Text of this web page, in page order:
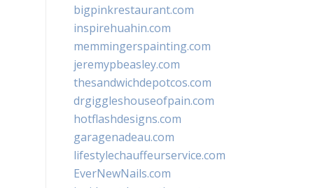
bigpinkrestaurant.com
inspirehuahin.com
memmingerspainting.com
jeremypbeasley.com
thesandwichdepotcos.com
drgiggleshouseofpain.com
hotflashdesigns.com
garagenadeau.com
lifestylechauffeurservice.com
EverNewNails.com